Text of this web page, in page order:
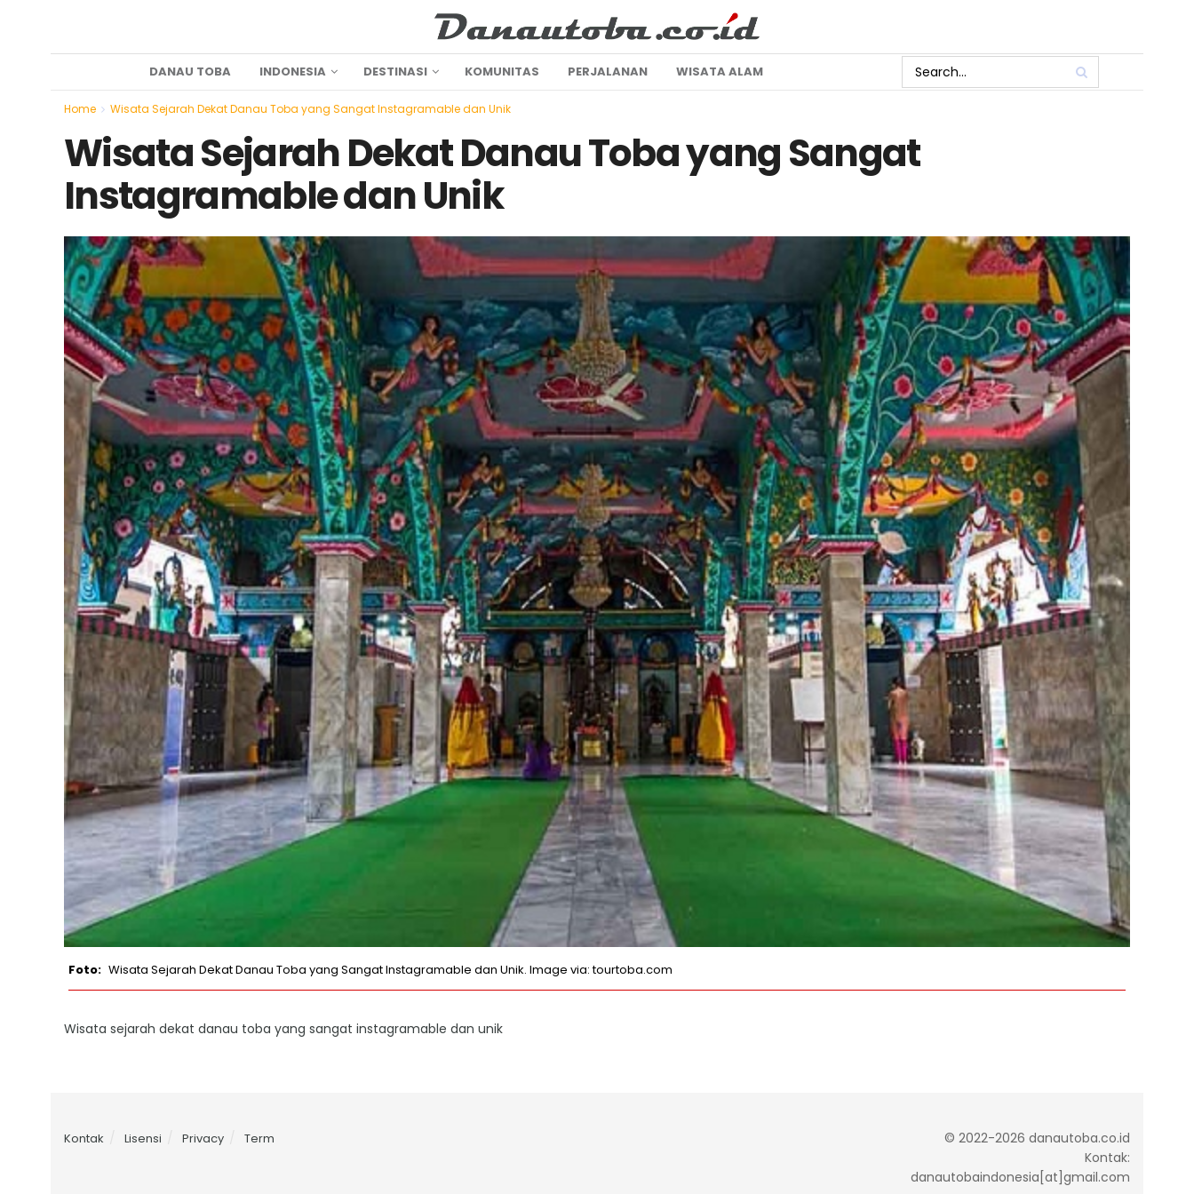
DANAU TOBA INDONESIA DESTINASI KOMUNITAS PERJALANAN WISATA ALAM
Home Wisata Sejarah Dekat Danau Toba yang Sangat Instagramable dan Unik
Wisata Sejarah Dekat Danau Toba yang Sangat
Instagramable dan Unik
Wisata Sejarah Dekat Danau Toba yang Sangat Instagramable dan Unik. Image via: tourtoba.com
Wisata sejarah dekat danau toba yang sangat instagramable dan unik
Kontak Lisensi Privacy Term
© 2022-2026 danautoba.co.id
Kontak:
danautobaindonesia[at]gmail.com